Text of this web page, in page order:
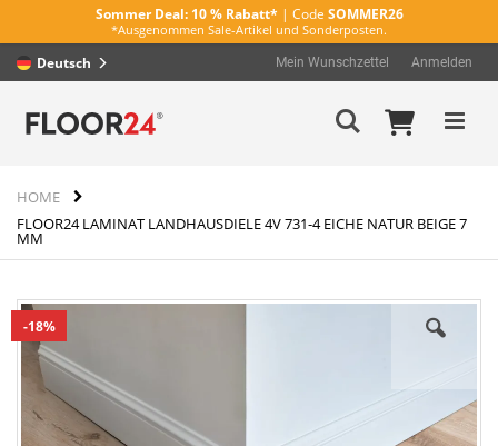
Sommer Deal: 10 % Rabatt* | Code SOMMER26
*Ausgenommen Sale-Artikel und Sonderposten.
Mein
Mein Wunschzettel Anmelden
Suche
HOME
FLOOR24 LAMINAT LANDHAUSDIELE 4V 731-4 EICHE NATUR BEIGE 7
MM
Zum
Ende
der
Bildergalerie
springen
18%
Deutsch